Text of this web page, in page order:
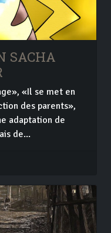
SACHA
«Il se met en
des parents»,
adaptation de
de...